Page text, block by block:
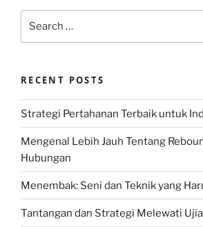
RECENT POSTS
Strategi Pertahanan Terbaik untuk
Mengenal Lebih Jauh Tentang
Hubungan
Menembak: Seni dan Teknik yang
Tantangan dan Strategi Melewati